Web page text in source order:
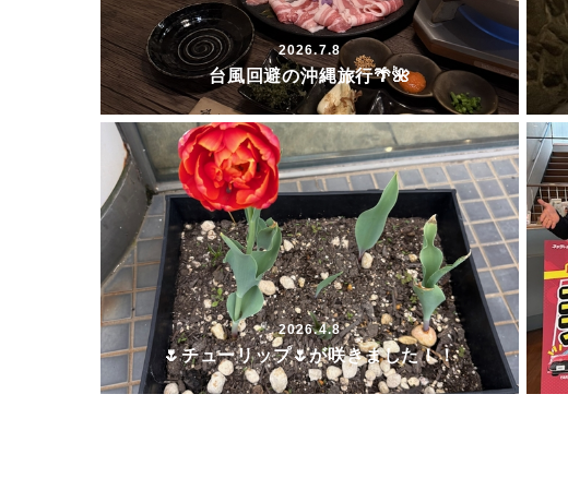
2026.7.8
台風回避の沖縄旅行🌴🌺
2026.4.8
🌷チューリップ🌷が咲きました！！